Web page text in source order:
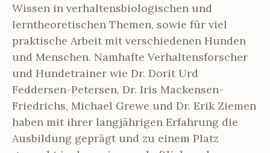
Wissen in verhaltensbiologischen und
lerntheoretischen Themen, sowie für viel
praktische Arbeit mit verschiedenen Hunden
und Menschen. Namhafte Verhaltensforscher
und Hundetrainer wie Dr. Dorit Urd
Feddersen-Petersen, Dr. Iris Mackensen-
Friedrichs, Michael Grewe und Dr. Erik Ziemen
haben mit ihrer langjährigen Erfahrung die
Ausbildung geprägt und zu einem Platz